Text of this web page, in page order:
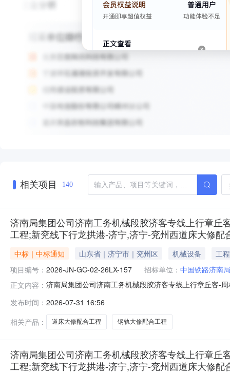
相关项目 140
济南局集团公司济南工务机械段胶济客专线上行章
工程;新兖线下行龙拱港-济宁,济宁-兖州西道床大修
中标｜中标通知 山东省｜济宁市｜兖州区 机械设备
工程
项目编号： 2026-JN-GC-02-26LX-157 招标单位： 中国铁路济南
正文内容： 济南局集团公司济南工务机械段胶济客专线上行章丘客-
南工务机械段胶济客专线上行章丘客-周村东钢轨大修配
道床大修
发布时间： 2026-07-31 16:56
相关产品：
道床大修配合工程 钢轨大修配合工程
济南局集团公司济南工务机械段胶济客专线上行章
工程;新兖线下行龙拱港-济宁,济宁-兖州西道床大修